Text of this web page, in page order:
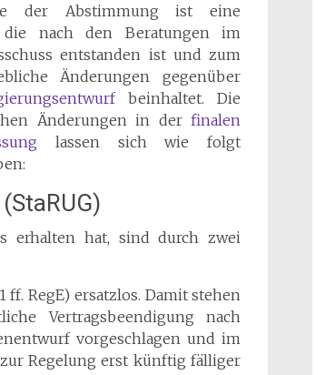
der Abstimmung ist eine
die nach den Beratungen im
entstanden ist und zum
Änderungen gegenüber
beinhaltet. Die
Änderungen in derfinalen
lassen sich wie folgt
erhalten hat, sind durch zwei
ff. RegE) ersatzlos. Damit stehen
Vertragsbeendigung nach
vorgeschlagen und im
Regelung erst künftig fälliger